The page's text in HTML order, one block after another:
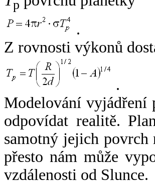
p
.
Z rovnosti výkonů
.
Modelování vyjádření
odpovídat realitě.
samotný jejich povrch
přesto nám může
vzdálenosti od Slunce.